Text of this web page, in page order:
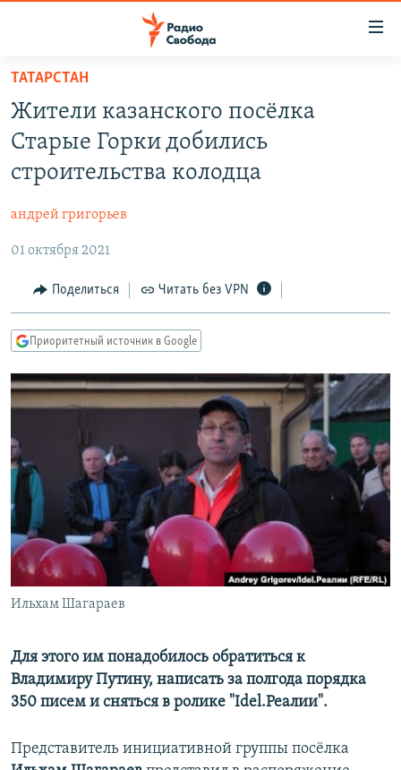
упрощенного
доступа
Вернуться
основному
Вернутся
навигации
Вернутся
поиску
АВТОРСКИЕ ПРОЕКТЫ
МНЕНИЯ
КУЛЬТУРА
IDEL.РЕАЛИИ
СЕВЕР.РЕАЛИИ
СИБИРЬ.РЕАЛИИ
ПОДПИШИТЕСЬ НА РАССЫЛКУ
СОЦИАЛЬНЫЕ СЕТИ
ТАТАРСТАН
Жители казанского посёлка
Старые Горки добились
строительства колодца
андрей григорьев
01 октября 2021
Поделиться Читать без VPN
Приоритетный источник в Google
Ильхам Шагараев
Для этого им понадобилось обратиться к
Владимиру Путину, написать за полгода порядка
350 писем и сняться в ролике "Idel.Реалии".
Представитель инициативной группы посёлка